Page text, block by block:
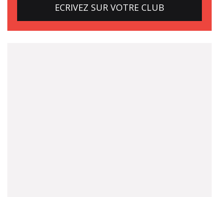
ECRIVEZ SUR VOTRE CLUB